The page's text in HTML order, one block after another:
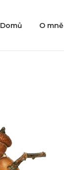
Domů O mně